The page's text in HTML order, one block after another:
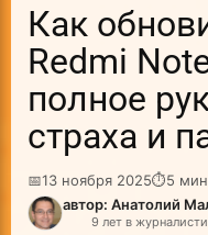
Как
Redmi
полное
страха и
📅13 ноября 2025⏱5
автор: Анатолий
9 лет в